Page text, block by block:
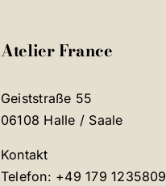
Atelier France
Geiststraße 55
06108 Halle / Saale
Kontakt
Telefon: +49 179 1235809